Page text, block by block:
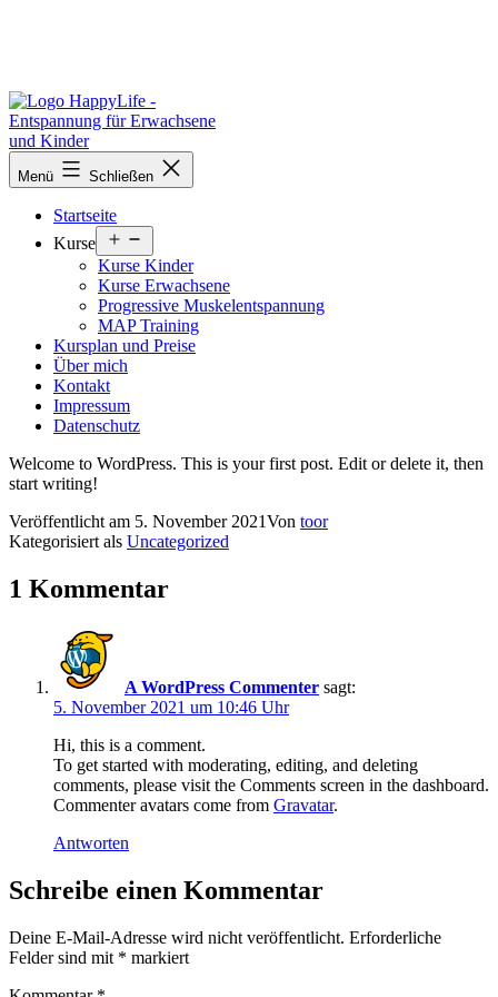
Entspannung
für
Kinder
Menü Schließen
Startseite
Kurse
öffnen
Kurse Kinder
Kurse Erwachsene
Progressive Muskelentspannung
MAP Training
Kursplan und Preise
Über mich
Kontakt
Impressum
Datenschutz
Welcome to WordPress. This is your first post. Edit or delete it, then
start writing!
Veröffentlicht am 5. November 2021Von toor
Kategorisiert als Uncategorized
1 Kommentar
A WordPress Commenter sagt:
5. November 2021 um 10:46 Uhr
Hi, this is a comment.
To get started with moderating, editing, and deleting
comments, please visit the Comments screen in the dashboard.
Commenter avatars come from Gravatar.
Antworten
Schreibe einen Kommentar
Deine E-Mail-Adresse wird nicht veröffentlicht. Erforderliche
Felder sind mit * markiert